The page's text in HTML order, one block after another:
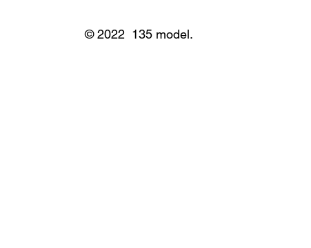
© 2022 135 model.